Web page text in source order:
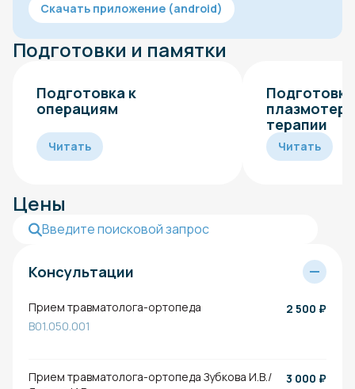
Скачать приложение (android)
Подготовки и памятки
Подготовка к
операциям
Читать
терапии
Читать
Цены
Консультации
Прием травматолога-ортопеда
B01.050.001
2 500 ₽
Прием травматолога-ортопеда Зубкова И.В./
3 000 ₽